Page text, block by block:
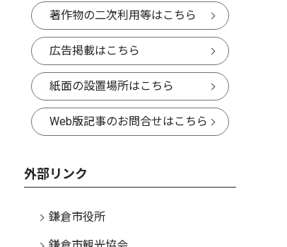
鎌倉 2026.08.07
休日は鎌倉で音楽を ８月11
日と22日にコンサート
鎌倉
著作物の二次利用等はこちら
広告掲載はこちら
紙面の設置場所はこちら
Web版記事のお問合せはこちら
外部リンク
鎌倉市役所